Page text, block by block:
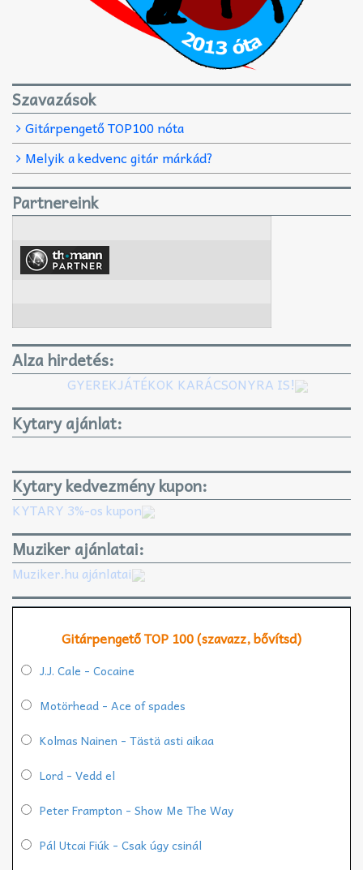
Szavazások
Gitárpengető TOP100 nóta
Melyik a kedvenc gitár márkád?
Partnereink
Alza hirdetés:
GYEREKJÁTÉKOK KARÁCSONYRA IS!
Kytary ajánlat:
Kytary kedvezmény kupon:
KYTARY 3%-os kupon
Muziker ajánlatai:
Muziker.hu ajánlatai
Gitárpengető TOP 100 (szavazz, bővítsd)
J.J. Cale - Cocaine
Motörhead - Ace of spades
Kolmas Nainen - Tästä asti aikaa
Lord - Vedd el
Peter Frampton - Show Me The Way
Pál Utcai Fiúk - Csak úgy csinál